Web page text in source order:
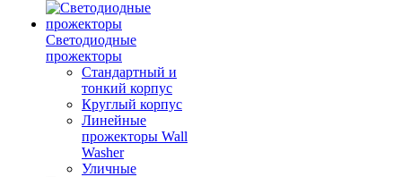
Светодиодные
прожекторы
Стандартный и
тонкий корпус
Круглый корпус
Линейные
прожекторы Wall
Washer
Уличные